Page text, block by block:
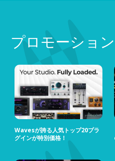
プロモーション
Wavesが誇る人気トップ20プラ
グインが特別価格！